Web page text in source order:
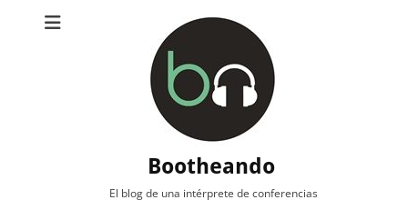
Bootheando
El blog de una intérprete de conferencias